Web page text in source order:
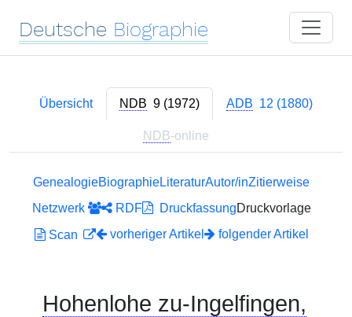
Deutsche Biographie
Übersicht NDB 9 (1972) ADB 12 (1880)
NDB-online
GenealogieBiographieLiteraturAutor/inZitierweise
Netzwerk
RDF DruckfassungDruckvorlage
Scan
vorheriger Artikel folgender Artikel
Hohenlohe zu-Ingelfingen,